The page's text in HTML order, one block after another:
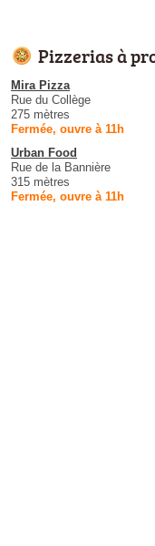
Pizzerias à
Mira Pizza
Rue du Collège
275 mètres
Fermée, ouvre à 11h
Urban Food
Rue de la Bannière
315 mètres
Fermée, ouvre à 11h